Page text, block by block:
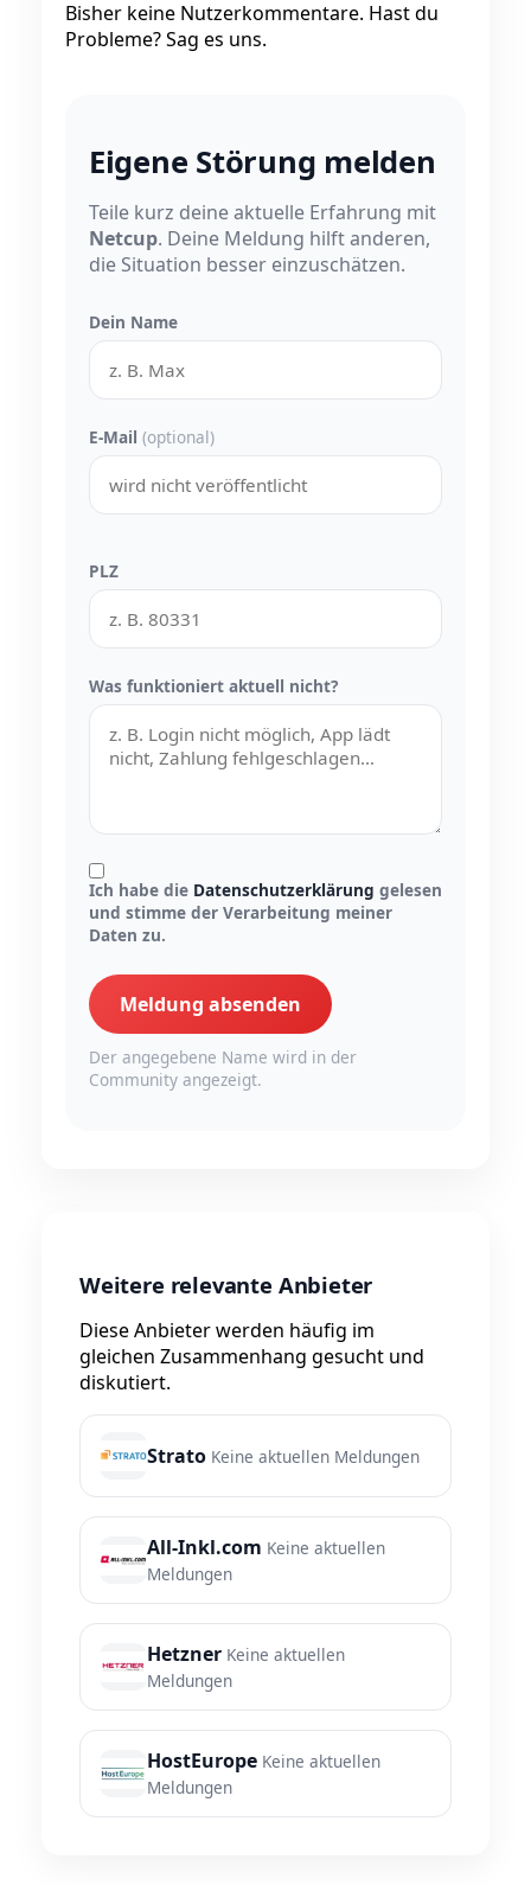
Bisher keine Nutzerkommentare. Hast du
Probleme? Sag es uns.
Eigene Störung melden
Teile kurz deine aktuelle Erfahrung mit
Netcup. Deine Meldung hilft anderen,
die Situation besser einzuschätzen.
Dein Name
E-Mail (optional)
PLZ
Was funktioniert aktuell nicht?
Ich habe die Datenschutzerklärung gelesen
und stimme der Verarbeitung meiner
Daten zu.
Meldung absenden
Der angegebene Name wird in der
Community angezeigt.
Weitere relevante Anbieter
Diese Anbieter werden häufig im
gleichen Zusammenhang gesucht und
diskutiert.
Strato Keine aktuellen Meldungen
All-Inkl.com Keine aktuellen
Meldungen
Hetzner Keine aktuellen
Meldungen
HostEurope Keine aktuellen
Meldungen